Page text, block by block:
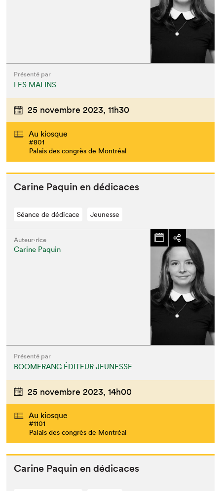
Que cherchez-vous?
Présenté par
LES MALINS
25 novembre 2023, 11h30
Au kiosque
#801
Palais des congrès de Montréal
Carine Paquin en dédicaces
Séance de dédicace Jeunesse
Auteur·rice
Carine Paquin
Présenté par
BOOMERANG ÉDITEUR JEUNESSE
25 novembre 2023, 14h00
Au kiosque
#1101
Palais des congrès de Montréal
Carine Paquin en dédicaces